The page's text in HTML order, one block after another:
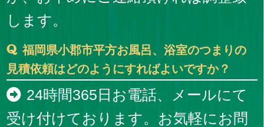
します。
福岡県小郡市平方お風呂、浴室のつまりの
見積依頼はどのようにすればよいですか？
24時間365日お電話、メールにて
受け付けております。お気軽にお問